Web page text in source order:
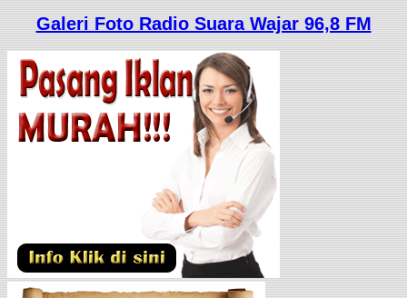
Galeri Foto Radio Suara Wajar 96,8 FM